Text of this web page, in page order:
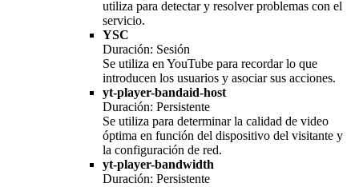
utiliza para detectar y resolver problemas con el
servicio.
YSC
Duración: Sesión
Se utiliza en YouTube para recordar lo que
introducen los usuarios y asociar sus acciones.
yt-player-bandaid-host
Duración: Persistente
Se utiliza para determinar la calidad de video
óptima en función del dispositivo del visitante y
la configuración de red.
yt-player-bandwidth
Duración: Persistente